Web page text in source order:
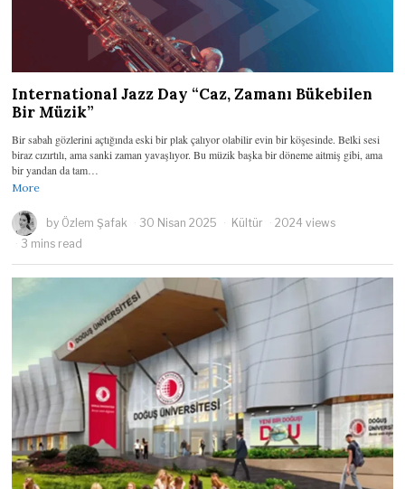
International Jazz Day “Caz, Zamanı Bükebilen
Bir Müzik”
Bir sabah gözlerini açtığında eski bir plak çalıyor olabilir evin bir köşesinde. Belki sesi
biraz cızırtılı, ama sanki zaman yavaşlıyor. Bu müzik başka bir döneme aitmiş gibi, ama
bir yandan da tam…
More
by Özlem Şafak 30 Nisan 2025 Kültür
2024 views
3 mins read